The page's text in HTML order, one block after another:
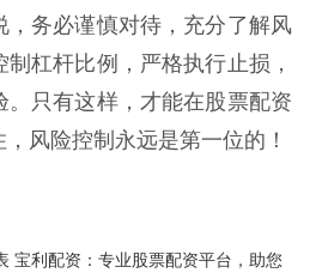
，务必谨慎对待，充分了解风
杠杆比例，严格执行止损，
。只有这样，才能在股票配资
风险控制永远是第一位的！
宝利配资：专业股票配资平台，助您